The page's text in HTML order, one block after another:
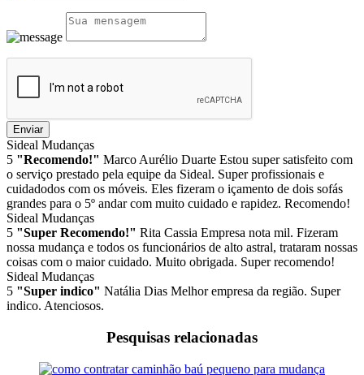
Enviar
Sideal Mudanças
5 "Recomendo!" Marco Aurélio Duarte Estou super satisfeito com
o serviço prestado pela equipe da Sideal. Super profissionais e
cuidadodos com os móveis. Eles fizeram o içamento de dois sofás
grandes para o 5º andar com muito cuidado e rapidez. Recomendo!
Sideal Mudanças
5 "Super Recomendo!" Rita Cassia Empresa nota mil. Fizeram
nossa mudança e todos os funcionários de alto astral, trataram nossas
coisas com o maior cuidado. Muito obrigada. Super recomendo!
Sideal Mudanças
5 "Super indico" Natália Dias Melhor empresa da região. Super
indico. Atenciosos.
Pesquisas relacionadas